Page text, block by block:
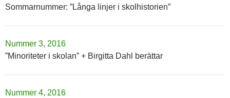
Sommarnummer: ”Långa linjer i skolhistorien”
Nummer 3, 2016
”Minoriteter i skolan” + Birgitta Dahl berättar
Nummer 4, 2016